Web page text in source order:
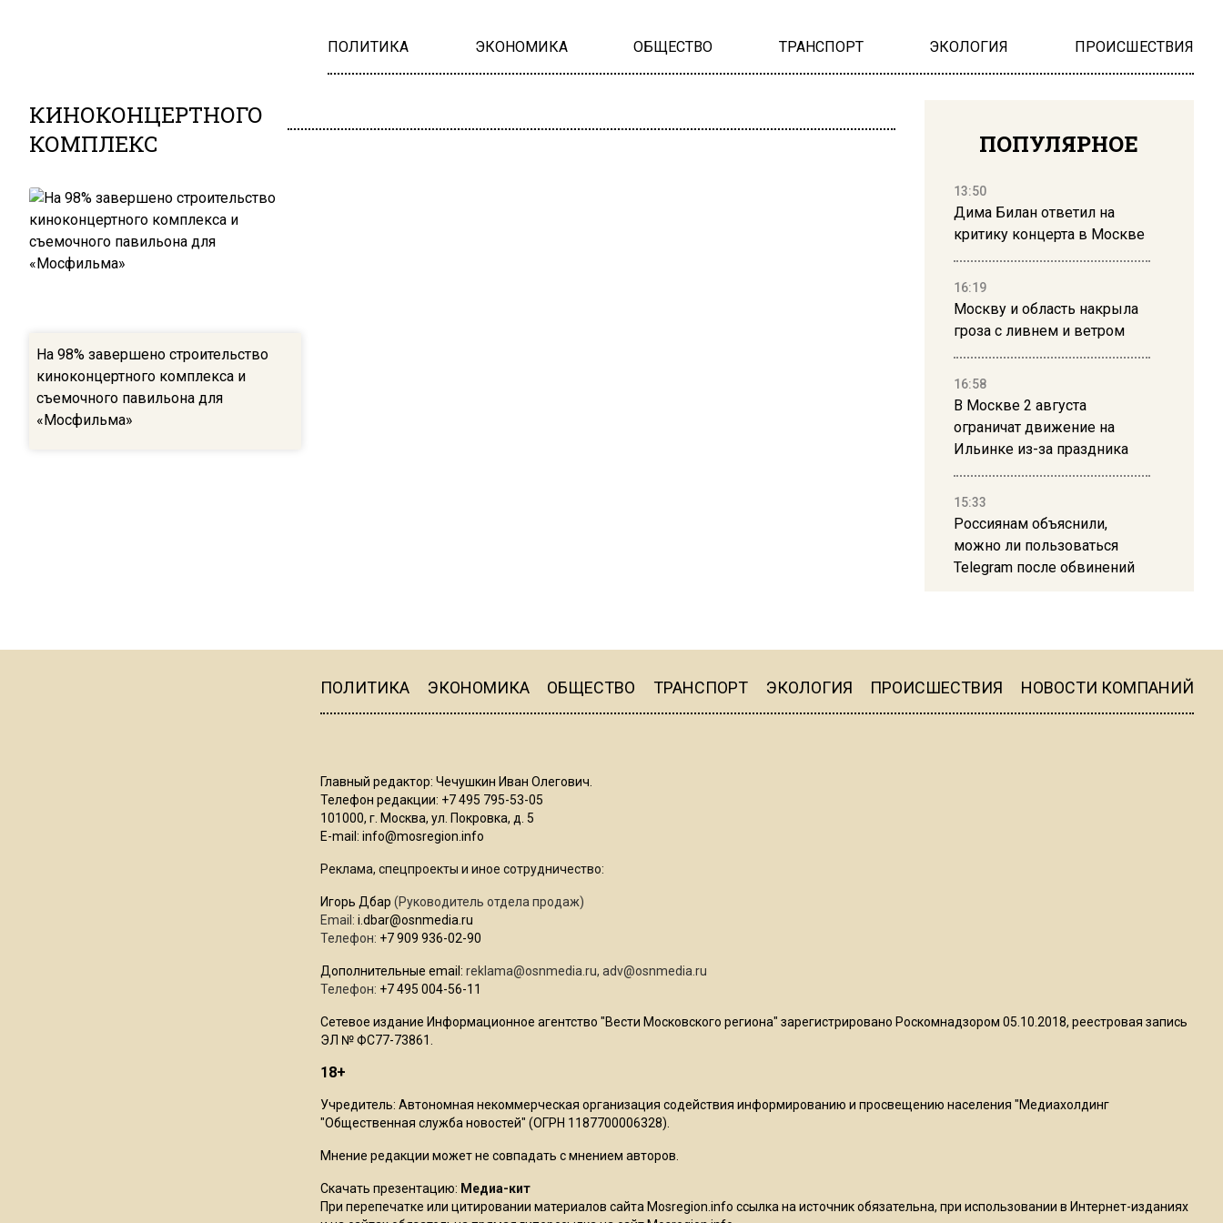
ПОЛИТИКА ЭКОНОМИКА ОБЩЕСТВО ТРАНСПОРТ ЭКОЛОГИЯ ПРОИСШЕСТВИЯ
КИНОКОНЦЕРТНОГО
КОМПЛЕКС
На 98% завершено строительство
киноконцертного комплекса и
съемочного павильона для
«Мосфильма»
ПОПУЛЯРНОЕ
13:50
Дима Билан ответил на
критику концерта в Москве
16:19
Москву и область накрыла
гроза с ливнем и ветром
16:58
В Москве 2 августа
ограничат движение на
Ильинке из-за праздника
15:33
Россиянам объяснили,
можно ли пользоваться
Telegram после обвинений
литров дождя на
В Подмосковье прекратили
цехах
ПОЛИТИКА ЭКОНОМИКА ОБЩЕСТВО ТРАНСПОРТ ЭКОЛОГИЯ ПРОИСШЕСТВИЯ НОВОСТИ КОМПАНИЙ
Главный редактор: Чечушкин Иван Олегович.
Телефон редакции: +7 495 795-53-05
101000, г. Москва, ул. Покровка, д. 5
E-mail: info@mosregion.info
Реклама, спецпроекты и иное сотрудничество:
Игорь Дбар (Руководитель отдела продаж)
Email: i.dbar@osnmedia.ru
Телефон: +7 909 936-02-90
Дополнительные email: reklama@osnmedia.ru, adv@osnmedia.ru
Телефон: +7 495 004-56-11
Сетевое издание Информационное агентство "Вести Московского региона" зарегистрировано Роскомнадзором 05.10.2018, реестровая запись
ЭЛ № ФС77-73861.
18+
Учредитель: Автономная некоммерческая организация содействия информированию и просвещению населения "Медиахолдинг
"Общественная служба новостей" (ОГРН 1187700006328).
Мнение редакции может не совпадать с мнением авторов.
Скачать презентацию: Медиа-кит
При перепечатке или цитировании материалов сайта Mosregion.info ссылка на источник обязательна, при использовании в Интернет-изданиях